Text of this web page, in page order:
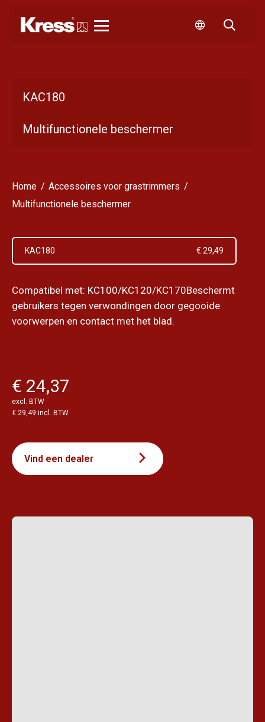
KAC180
Multifunctionele beschermer
Home
Accessoires voor grastrimmers
Multifunctionele beschermer
KAC180 € 29,49
Compatibel met: KC100/KC120/KC170Beschermt
gebruikers tegen verwondingen door gegooide
voorwerpen en contact met het blad.
€ 24,37
excl. BTW
€ 29,49 incl. BTW
Vind een dealer